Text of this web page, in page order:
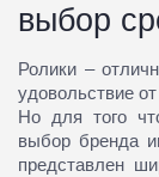
выбор
Ролики –
удовольствие
Но для того
выбор бренда
представлен